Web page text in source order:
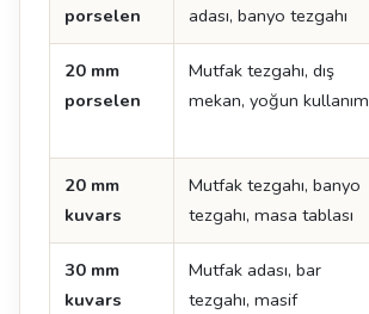
porselen
adası, banyo tezgahı
20 mm
porselen
Mutfak tezgahı, dış
mekan, yoğun kullanım
20 mm
kuvars
Mutfak tezgahı, banyo
tezgahı, masa tablası
30 mm
kuvars
Mutfak adası, bar
tezgahı, masif